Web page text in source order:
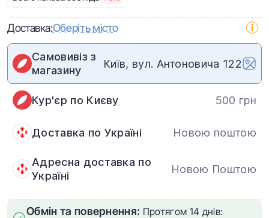
Доставка:Оберіть місто
Самовивіз з
магазину
Київ, вул. Антоновича 122
Кур'єр по Києву 500 грн
Доставка по Україні Новою поштою
Адресна доставка по
Україні
Новою Поштою
Обмін та повернення: Протягом 14 днів: